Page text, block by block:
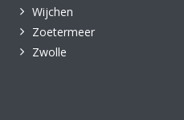
Wijchen
Zoetermeer
Zwolle